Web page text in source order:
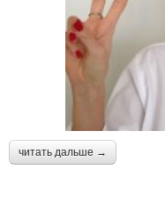
читать дальше →